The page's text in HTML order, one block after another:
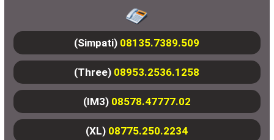
(Simpati) 08135.7389.509
(Three) 08953.2536.1258
(IM3) 08578.47777.02
(XL) 08775.250.2234